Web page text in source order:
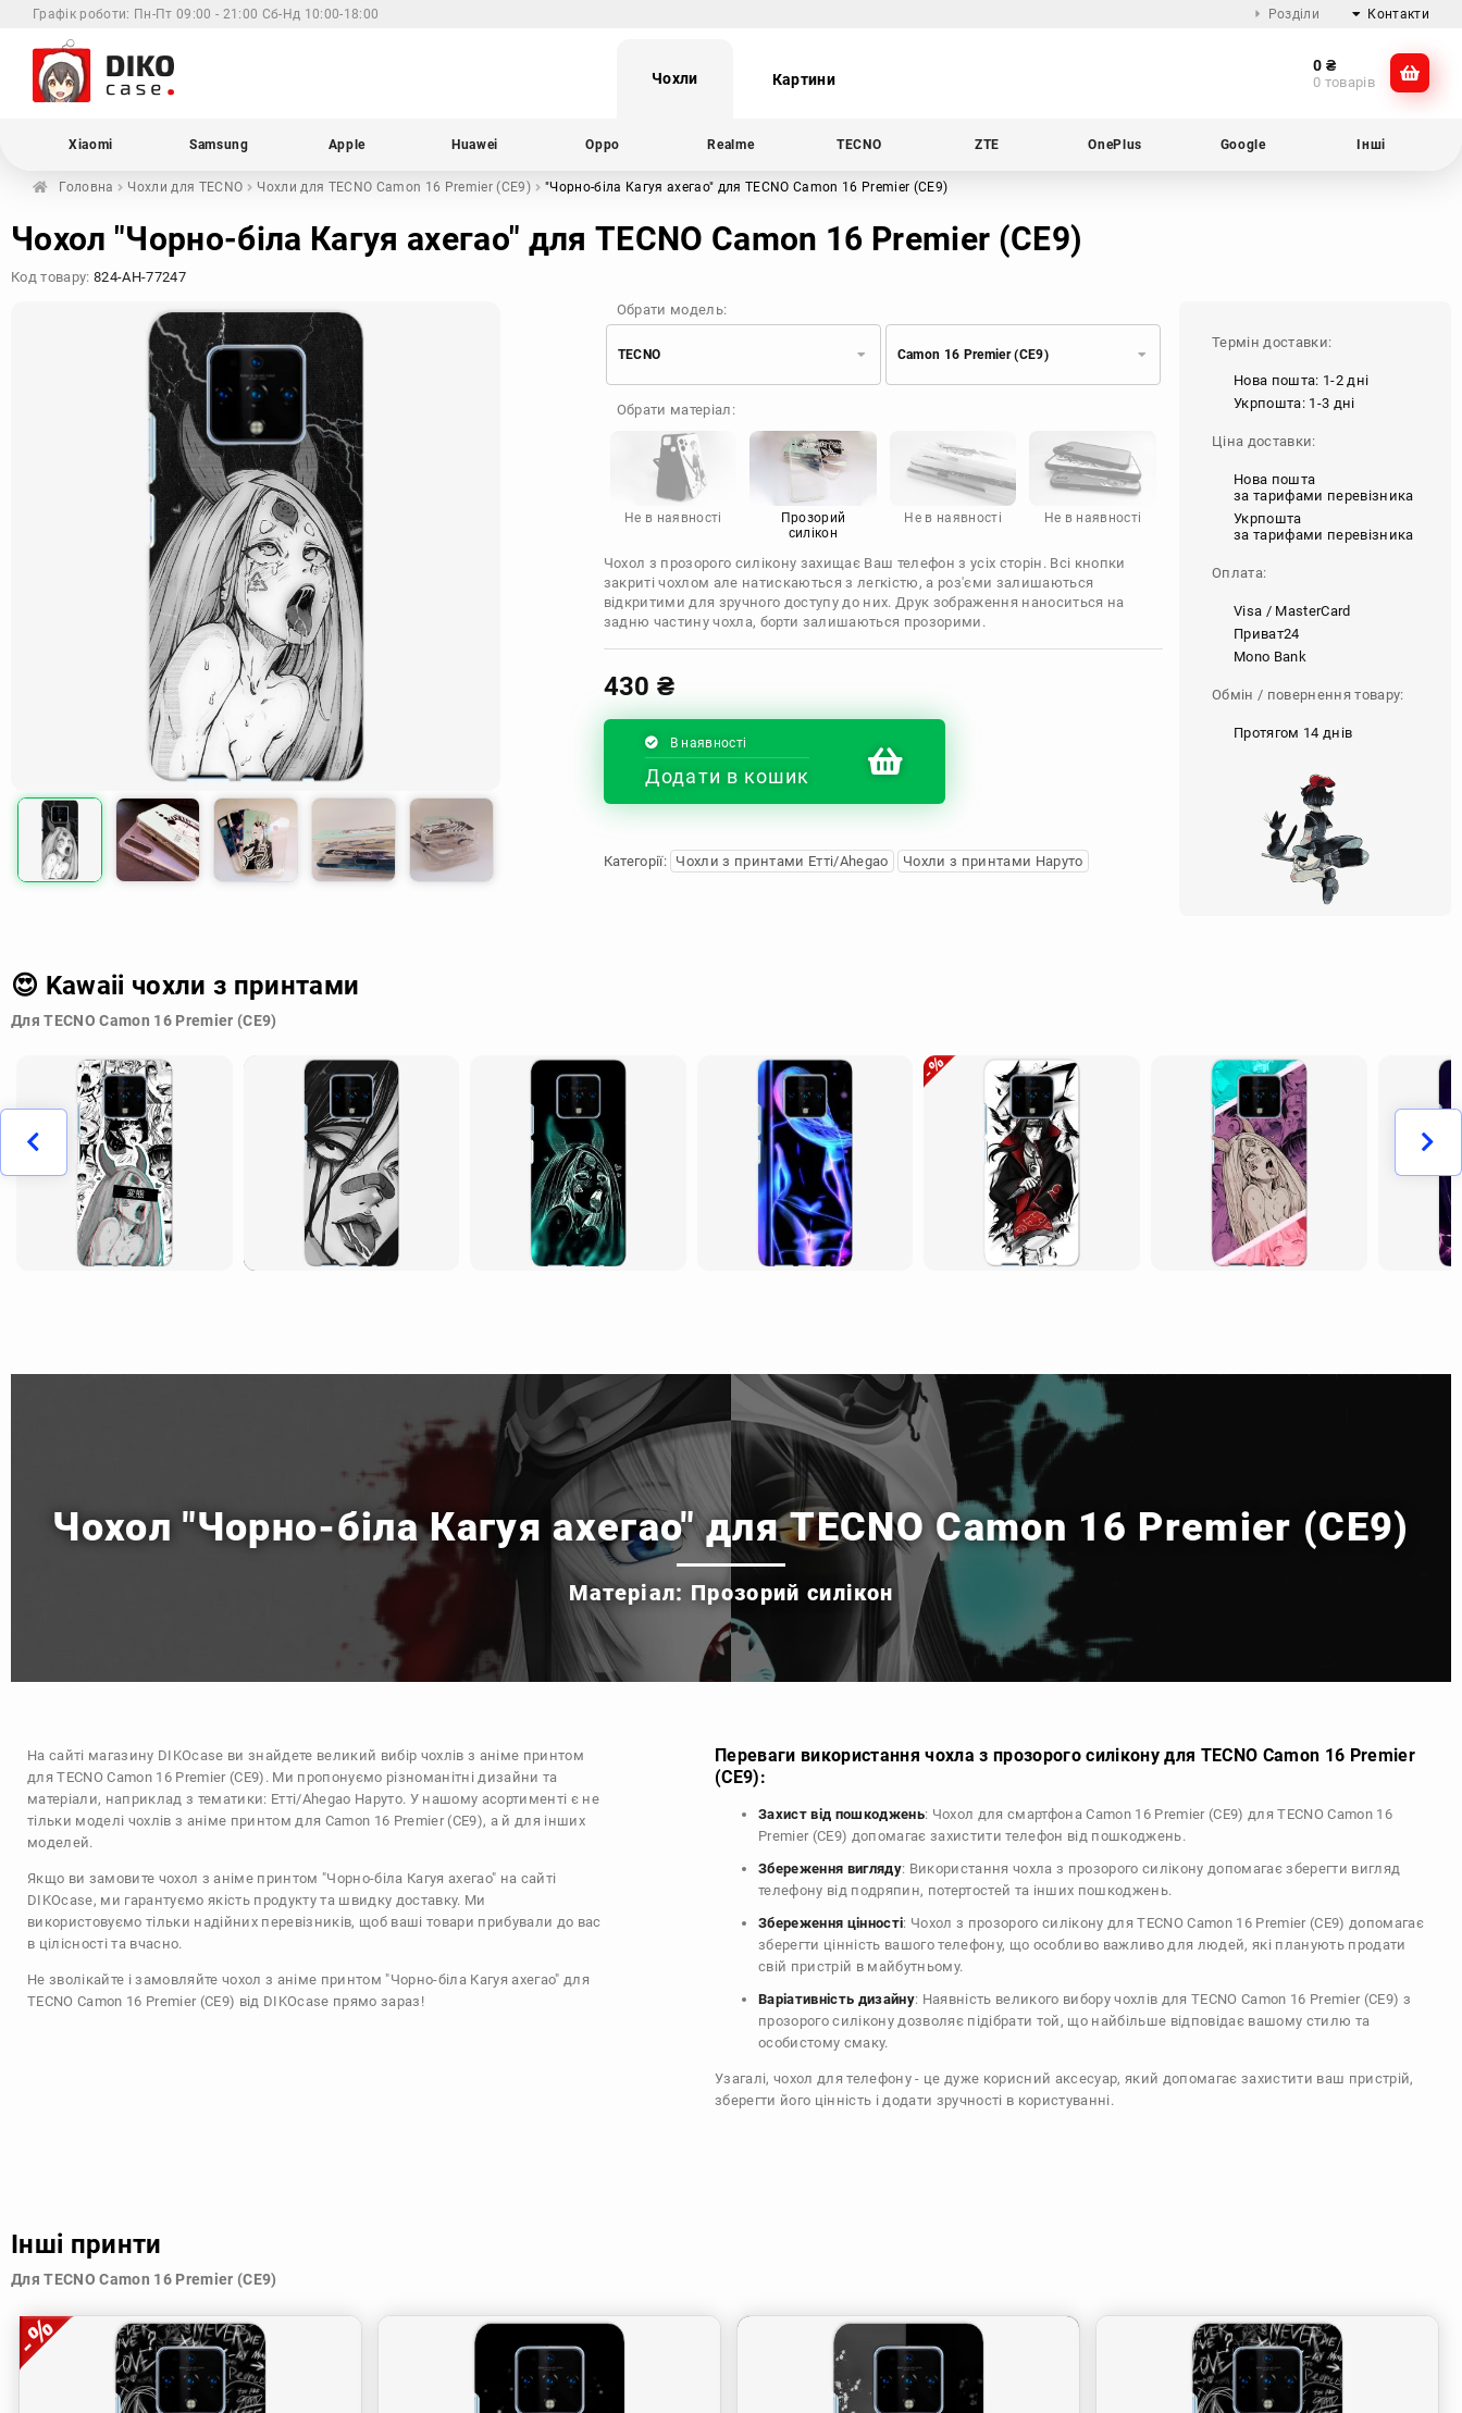
Графік роботи: Пн-Пт 09:00 - 21:00 Сб-Нд 10:00-18:00 Розділи Контакти
@dikocase
Чохли Картини
0 ₴
0 товарів
Xiaomi Samsung Apple Huawei Oppo Realme TECNO ZTE OnePlus Google Інші
Головна Чохли для TECNO Чохли для TECNO Camon 16 Premier (CE9) "Чорно-біла Кагуя ахегао" для TECNO Camon 16 Premier (CE9)
Чохол "Чорно-біла Кагуя ахегао" для TECNO Camon 16 Premier (CE9)
Код товару: 824-AH-77247
Обрати модель:
TECNO
Samsung
Apple
OnePlus
Google
Doogee
Motorola
Camon 16 Premier (CE9)
Обрати матеріал:
Не в наявності
Прозорий
силікон
Не в наявності Не в наявності
Чохол з прозорого силікону захищає Ваш телефон з усіх сторін. Всі кнопки
закриті чохлом але натискаються з легкістю, а роз'єми залишаються
відкритими для зручного доступу до них. Друк зображення наноситься на
задню частину чохла, борти залишаються прозорими.
430 ₴
В наявності
Додати в кошик
Категорії: Чохли з принтами Етті/Ahegao Чохли з принтами Наруто
Термін доставки:
Нова пошта: 1-2 дні
Укрпошта: 1-3 дні
Ціна доставки:
Нова пошта
за тарифами перевізника
Укрпошта
за тарифами перевізника
Оплата:
Visa / MasterCard
Приват24
Mono Bank
Обмін / повернення товару:
Протягом 14 днів
😍 Kawaii чохли з принтами
Для TECNO Camon 16 Premier (CE9)
Чохол "Чорно-біла Кагуя ахегао" для TECNO Camon 16 Premier (CE9)
Матеріал: Прозорий силікон
На сайті магазину DIKOcase ви знайдете великий вибір чохлів з аніме принтом
для TECNO Camon 16 Premier (CE9). Ми пропонуємо різноманітні дизайни та
матеріали, наприклад з тематики: Етті/Ahegao Наруто. У нашому асортименті є не
тільки моделі чохлів з аніме принтом для Camon 16 Premier (CE9), а й для інших
моделей.
Якщо ви замовите чохол з аніме принтом "Чорно-біла Кагуя ахегао" на сайті
DIKOcase, ми гарантуємо якість продукту та швидку доставку. Ми
використовуємо тільки надійних перевізників, щоб ваші товари прибували до вас
в цілісності та вчасно.
Не зволікайте і замовляйте чохол з аніме принтом "Чорно-біла Кагуя ахегао" для
TECNO Camon 16 Premier (CE9) від DIKOcase прямо зараз!
Переваги використання чохла з прозорого силікону для TECNO Camon 16 Premier
(CE9):
Захист від пошкоджень: Чохол для смартфона Camon 16 Premier (CE9) для TECNO Camon 16
Premier (CE9) допомагає захистити телефон від пошкоджень.
Збереження вигляду: Використання чохла з прозорого силікону допомагає зберегти вигляд
телефону від подряпин, потертостей та інших пошкоджень.
Збереження цінності: Чохол з прозорого силікону для TECNO Camon 16 Premier (CE9) допомагає
зберегти цінність вашого телефону, що особливо важливо для людей, які планують продати
свій пристрій в майбутньому.
Варіативність дизайну: Наявність великого вибору чохлів для TECNO Camon 16 Premier (CE9) з
прозорого силікону дозволяє підібрати той, що найбільше відповідає вашому стилю та
особистому смаку.
Узагалі, чохол для телефону - це дуже корисний аксесуар, який допомагає захистити ваш пристрій,
зберегти його цінність і додати зручності в користуванні.
Інші принти
Для TECNO Camon 16 Premier (CE9)